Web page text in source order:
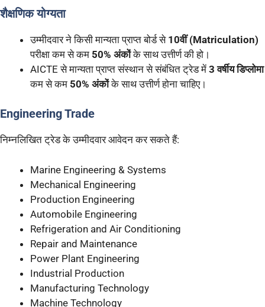
शैक्षणिक योग्यता
उम्मीदवार ने किसी मान्यता प्राप्त बोर्ड से 10वीं (Matriculation)
परीक्षा कम से कम 50% अंकोंके साथ उत्तीर्ण की हो।
AICTE से मान्यता प्राप्त संस्थान से संबंधित ट्रेड में 3 वर्षीय डिप्लोमा
कम से कम 50% अंकोंके साथ उत्तीर्ण होना चाहिए।
Engineering Trade
निम्नलिखित ट्रेड के उम्मीदवार आवेदन कर सकते हैं:
Marine Engineering & Systems
Mechanical Engineering
Production Engineering
Automobile Engineering
Refrigeration and Air Conditioning
Repair and Maintenance
Power Plant Engineering
Industrial Production
Manufacturing Technology
Machine Technology